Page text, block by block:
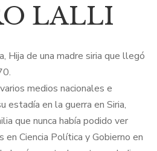
LALLI
Hija de una madre siria que llegó
medios nacionales e
estadía en la guerra en Siria,
que nunca había podido ver
en Ciencia Política y Gobierno en